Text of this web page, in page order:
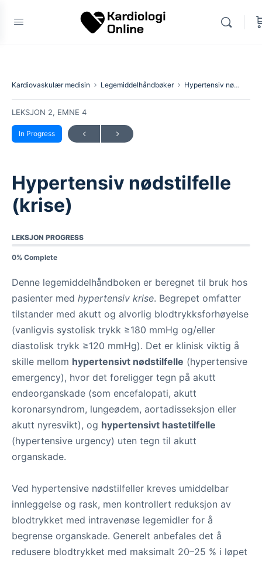
Kardiovaskulær medisin Legemiddelhåndbøker Hypertensiv nødstilfelle (krise)
LEKSJON 2, EMNE 4
In Progress
Hypertensiv nødstilfelle
(krise)
LEKSJON PROGRESS
0% Complete
Denne legemiddelhåndboken er beregnet til bruk hos
pasienter med hypertensiv krise. Begrepet omfatter
tilstander med akutt og alvorlig blodtrykksforhøyelse
(vanligvis systolisk trykk ≥180 mmHg og/eller
diastolisk trykk ≥120 mmHg). Det er klinisk viktig å
skille mellom hypertensivt nødstilfelle (hypertensive
emergency), hvor det foreligger tegn på akutt
endeorganskade (som encefalopati, akutt
koronarsyndrom, lungeødem, aortadisseksjon eller
akutt nyresvikt), og hypertensivt hastetilfelle
(hypertensive urgency) uten tegn til akutt
organskade.
Ved hypertensive nødstilfeller kreves umiddelbar
innleggelse og rask, men kontrollert reduksjon av
blodtrykket med intravenøse legemidler for å
begrense organskade. Generelt anbefales det å
redusere blodtrykket med maksimalt 20–25 % i løpet